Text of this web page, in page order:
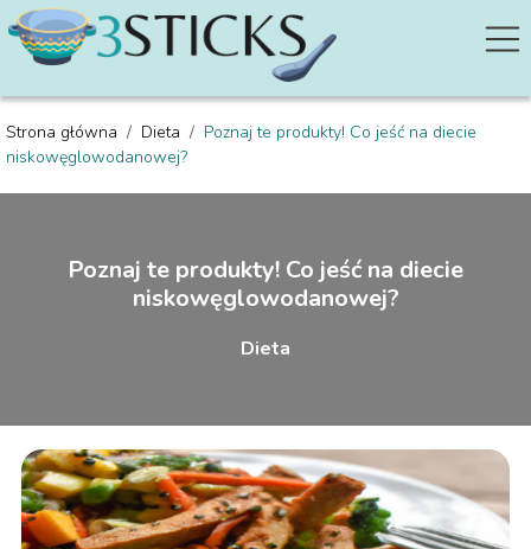
Strona główna / Dieta / Poznaj te produkty! Co jeść na diecie
niskowęglowodanowej?
Poznaj te produkty! Co jeść na diecie
niskowęglowodanowej?
Dieta